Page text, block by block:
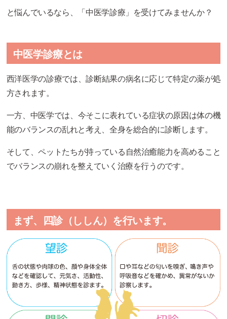
と悩んでいるなら、「中医学診療」を受けてみませんか？
中医学診療とは
西洋医学の診療では、診断結果の病名に応じて特定の薬が処
方されます。
一方、中医学では、今そこに表れている症状の原因は体の機
能のバランスの乱れと考え、全身を総合的に診断します。
そして、ペットたちが持っている自然治癒能力を高めること
でバランスの崩れを整えていく治療を行うのです。
まず、四診（ししん）を行います。